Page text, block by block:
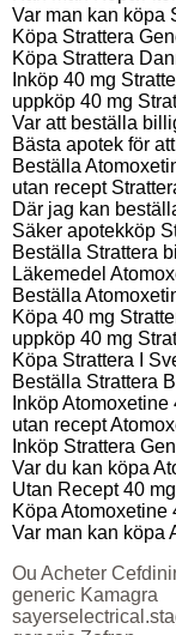
Var man kan köpa
Köpa Strattera
Köpa Strattera
Inköp 40 mg
uppköp 40 mg
Var att beställa
Bästa apotek för
Beställa
utan recept
Där jag kan
Säker apotekköp
Beställa Strattera
Läkemedel
Beställa
Köpa 40 mg
uppköp 40 mg
Köpa Strattera I
Beställa Strattera
Inköp
utan recept
Inköp Strattera
Var du kan köpa
Utan Recept 40
Köpa Atomoxetine
Var man kan köpa
Ou Acheter
generic Kamagra